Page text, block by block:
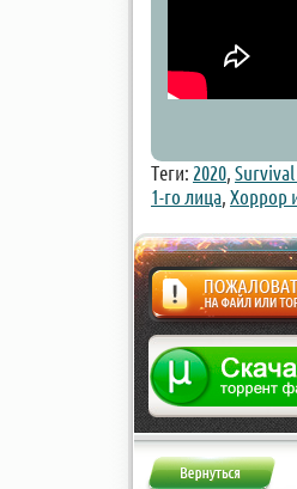
Теги: 2020,
1-го лица, Хоррор
Жалоба